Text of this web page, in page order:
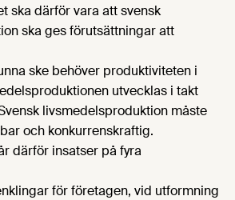
ska därför vara att svensk
ska ges förutsättningar att
ske behöver produktiviteten i
utvecklas i takt
livsmedelsproduktion måste
och konkurrenskraftig.
därför insatser på fyra
för företagen, vid utformning